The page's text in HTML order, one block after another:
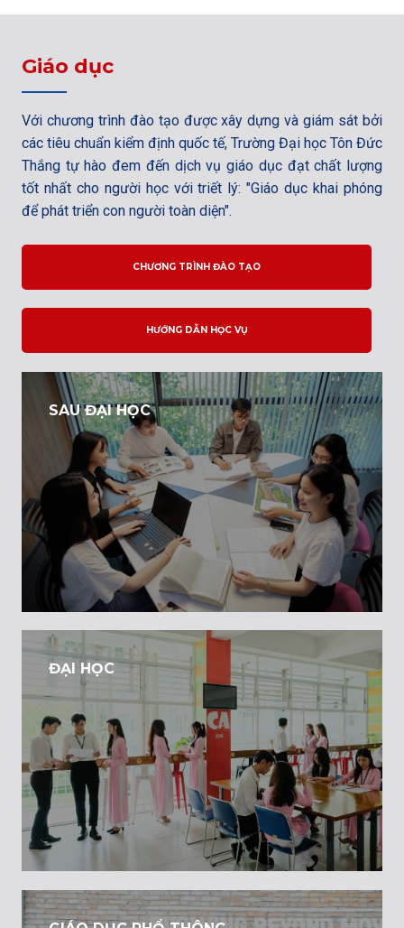
Giáo dục
Với chương trình đào tạo được xây dựng và giám sát bởi
các tiêu chuẩn kiểm định quốc tế, Trường Đại học Tôn Đức
Thắng tự hào đem đến dịch vụ giáo dục đạt chất lượng
tốt nhất cho người học với triết lý: "Giáo dục khai phóng
để phát triển con người toàn diện".
CHƯƠNG TRÌNH ĐÀO TẠO
HƯỚNG DẪN HỌC VỤ
SAU ĐẠI HỌC
ĐẠI HỌC